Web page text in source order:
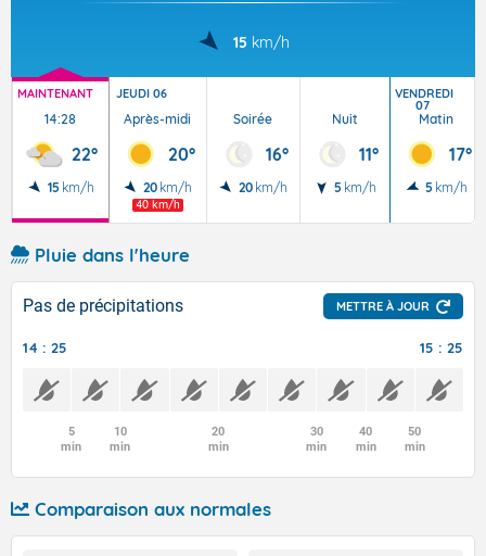
15 km/h
MAINTENANT
14:28
22°
15 km/h
JEUDI 06
Après-midi
20°
20 km/h
40 km/h
Soirée
16°
20 km/h
Nuit
11°
5 km/h
VENDREDI
07
Matin
17°
5 km/h
Pluie dans l'heure
Pas de précipitations METTRE À JOUR
14 : 25 15 : 25
5
min
10
min
20
min
30
min
40
min
50
min
Comparaison aux normales